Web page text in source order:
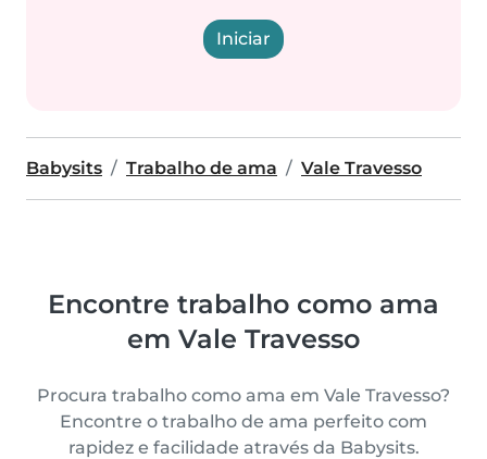
Iniciar
Babysits Trabalho de ama Vale Travesso
Encontre trabalho como ama
em Vale Travesso
Procura trabalho como ama em Vale Travesso?
Encontre o trabalho de ama perfeito com
rapidez e facilidade através da Babysits.